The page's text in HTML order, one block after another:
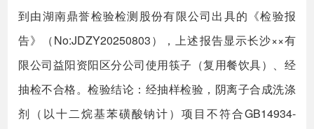
到由湖南鼎誉检验检测股份有限公司出具的《检验报
告》（No:JDZY20250803），上述报告显示长沙××有
限公司益阳资阳区分公司使用筷子（复用餐饮具）、经
抽检不合格。检验结论：经抽样检验，阴离子合成洗涤
剂（以十二烷基苯磺酸钠计）项目不符合GB14934-